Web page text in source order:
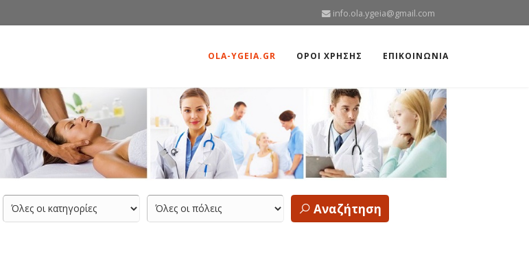
info.ola.ygeia@gmail.com
OLA-YGEIA.GR ΟΡΟΙ ΧΡΗΣΗΣ ΕΠΙΚΟΙΝΩΝΙΑ
Αναζήτηση